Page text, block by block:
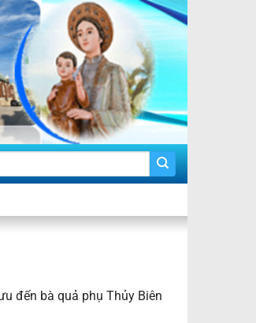
đến bà quả phụ Thủy Biên